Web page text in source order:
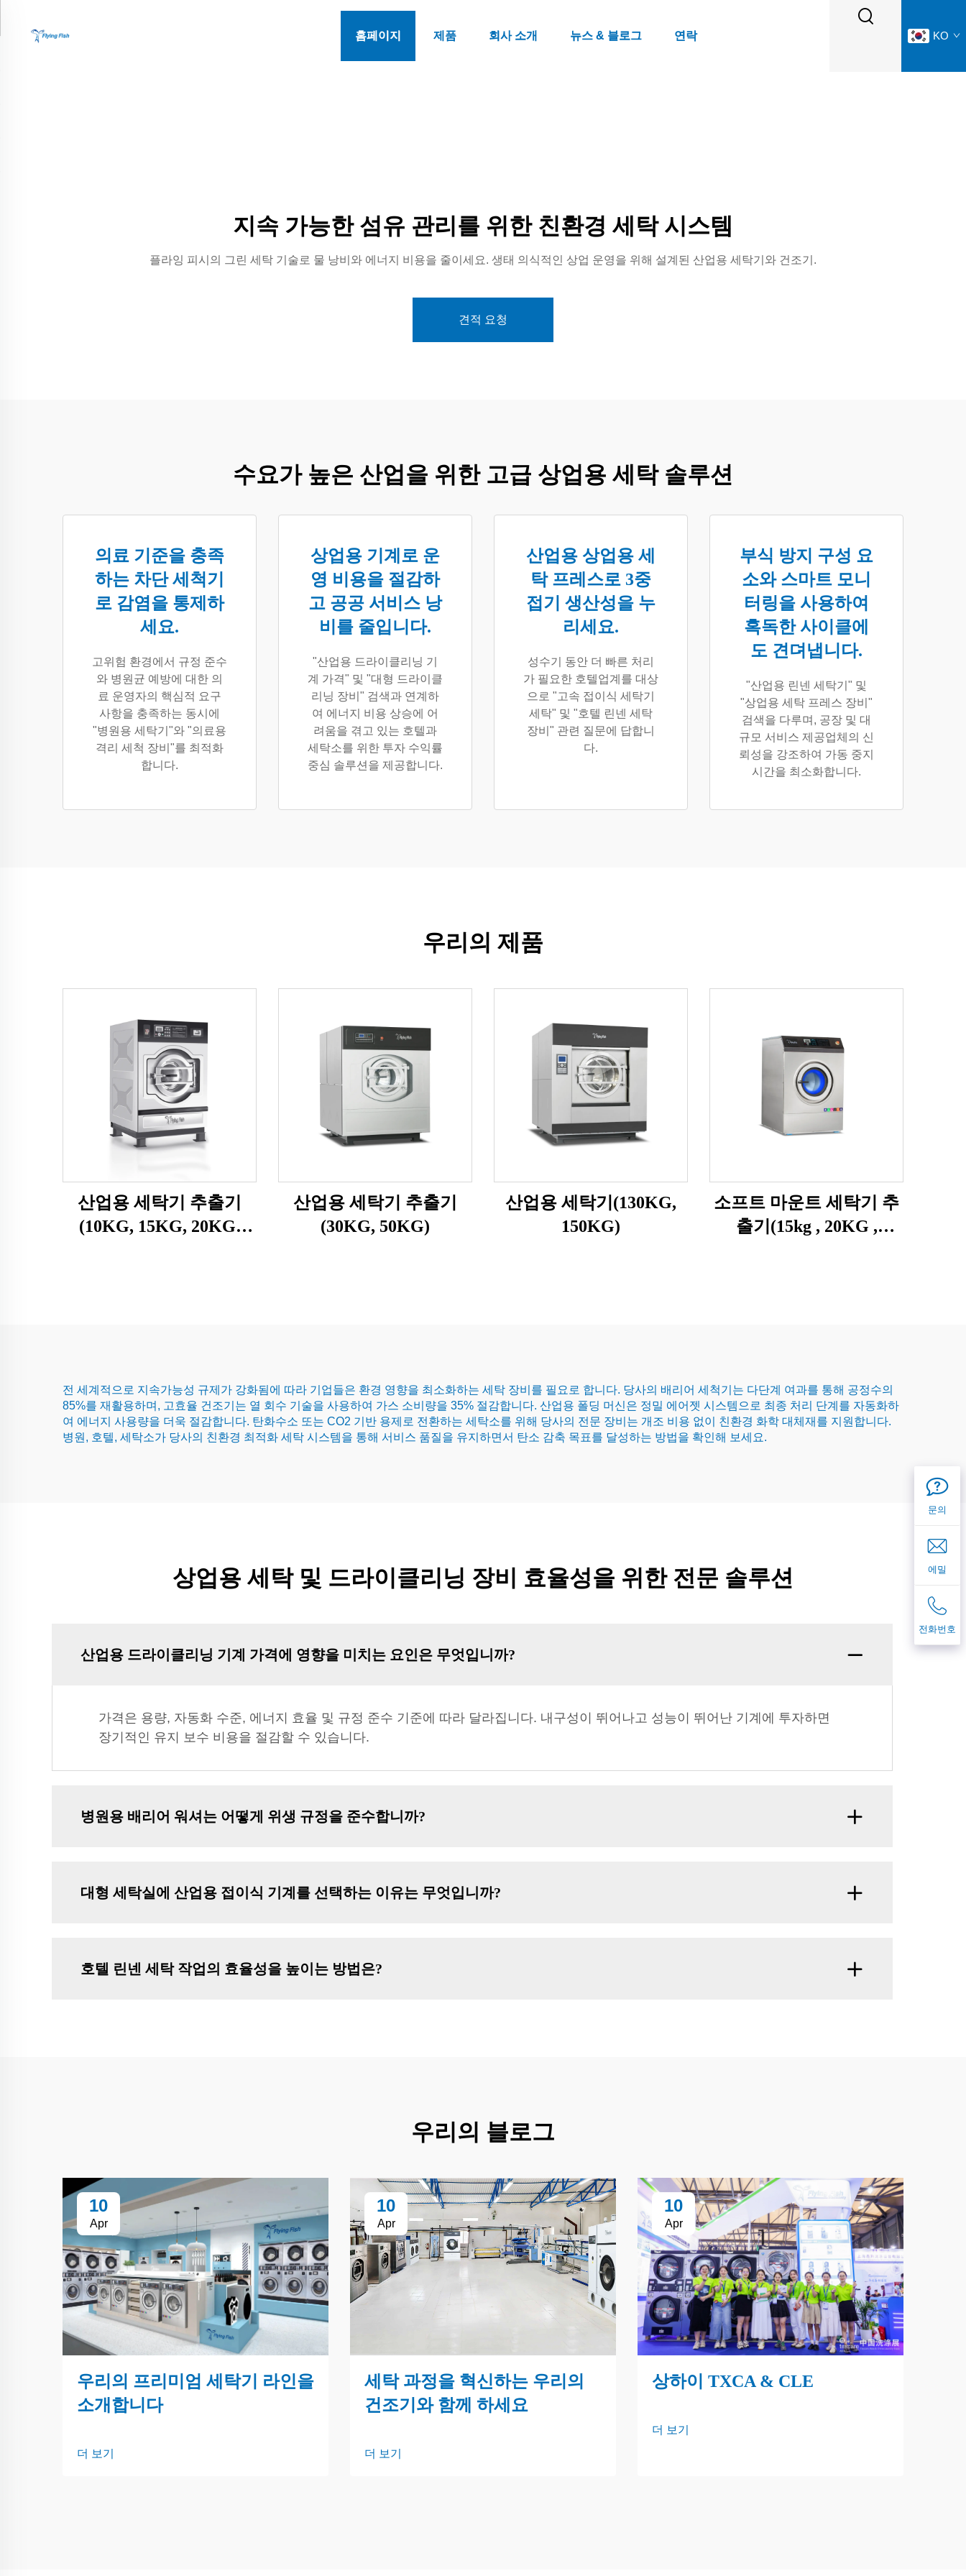
홈페이지 제품 회사 소개 뉴스 & 블로그 연락 KO
지속 가능한 섬유 관리를 위한 친환경 세탁 시스템
플라잉 피시의 그린 세탁 기술로 물 낭비와 에너지 비용을 줄이세요. 생태 의식적인 상업 운영을 위해 설계된 산업용 세탁기와 건조기.
견적 요청
수요가 높은 산업을 위한 고급 상업용 세탁 솔루션
의료 기준을 충족
하는 차단 세척기
로 감염을 통제하
세요.
고위험 환경에서 규정 준수
와 병원균 예방에 대한 의
료 운영자의 핵심적 요구
사항을 충족하는 동시에
"병원용 세탁기"와 "의료용
격리 세척 장비"를 최적화
합니다.
상업용 기계로 운
영 비용을 절감하
고 공공 서비스 낭
비를 줄입니다.
"산업용 드라이클리닝 기
계 가격" 및 "대형 드라이클
리닝 장비" 검색과 연계하
여 에너지 비용 상승에 어
려움을 겪고 있는 호텔과
세탁소를 위한 투자 수익률
중심 솔루션을 제공합니다.
산업용 상업용 세
탁 프레스로 3중
접기 생산성을 누
리세요.
성수기 동안 더 빠른 처리
가 필요한 호텔업계를 대상
으로 "고속 접이식 세탁기
세탁" 및 "호텔 린넨 세탁
장비" 관련 질문에 답합니
다.
부식 방지 구성 요
소와 스마트 모니
터링을 사용하여
혹독한 사이클에
도 견뎌냅니다.
"산업용 린넨 세탁기" 및
"상업용 세탁 프레스 장비"
검색을 다루며, 공장 및 대
규모 서비스 제공업체의 신
뢰성을 강조하여 가동 중지
시간을 최소화합니다.
우리의 제품
산업용 세탁기 추출기
(10KG, 15KG, 20KG,
산업용 세탁기 추출기
(30KG, 50KG)
산업용 세탁기(130KG,
150KG)
소프트 마운트 세탁기 추
출기(15kg , 20KG ,
전 세계적으로 지속가능성 규제가 강화됨에 따라 기업들은 환경 영향을 최소화하는 세탁 장비를 필요로 합니다. 당사의 배리어 세척기는 다단계 여과를 통해 공정수의
85%를 재활용하며, 고효율 건조기는 열 회수 기술을 사용하여 가스 소비량을 35% 절감합니다. 산업용 폴딩 머신은 정밀 에어젯 시스템으로 최종 처리 단계를 자동화하
여 에너지 사용량을 더욱 절감합니다. 탄화수소 또는 CO2 기반 용제로 전환하는 세탁소를 위해 당사의 전문 장비는 개조 비용 없이 친환경 화학 대체재를 지원합니다.
병원, 호텔, 세탁소가 당사의 친환경 최적화 세탁 시스템을 통해 서비스 품질을 유지하면서 탄소 감축 목표를 달성하는 방법을 확인해 보세요.
상업용 세탁 및 드라이클리닝 장비 효율성을 위한 전문 솔루션
산업용 드라이클리닝 기계 가격에 영향을 미치는 요인은 무엇입니까?
가격은 용량, 자동화 수준, 에너지 효율 및 규정 준수 기준에 따라 달라집니다. 내구성이 뛰어나고 성능이 뛰어난 기계에 투자하면
장기적인 유지 보수 비용을 절감할 수 있습니다.
병원용 배리어 워셔는 어떻게 위생 규정을 준수합니까?
대형 세탁실에 산업용 접이식 기계를 선택하는 이유는 무엇입니까?
호텔 린넨 세탁 작업의 효율성을 높이는 방법은?
우리의 블로그
10
Apr
우리의 프리미엄 세탁기 라인을
소개합니다
더 보기
10
Apr
세탁 과정을 혁신하는 우리의
건조기와 함께 하세요
더 보기
10
Apr
상하이 TXCA & CLE
더 보기
문의
에밀
전화번호